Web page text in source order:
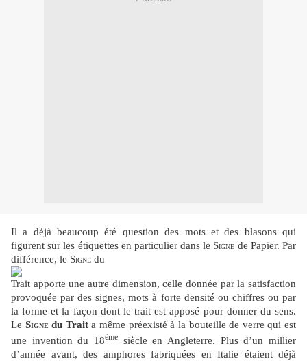
Il a déjà beaucoup été question des mots et des blasons qui
figurent sur les étiquettes en particulier dans le Signe de Papier. Par
différence, le Signe du
Trait apporte une autre dimension, celle donnée par la satisfaction
provoquée par des signes, mots à forte densité ou chiffres ou par
la forme et la façon dont le trait est apposé pour donner du sens.
Le Signe du Traita même préexisté à la bouteille de verre qui est
une invention du 18ème siècle en Angleterre. Plus d’un millier
d’année avant, des amphores fabriquées en Italie étaient déjà